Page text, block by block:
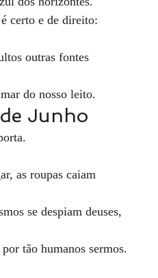
certo e de direito:
outras fontes
do nosso leito.
Junho
as roupas caiam
se despiam deuses,
tão humanos sermos.